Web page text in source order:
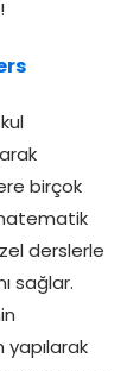
birçok
derslerle
sağlar.
yapılarak